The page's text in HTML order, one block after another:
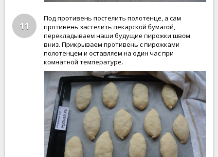
11
Под противень постелить полотенце, а сам
противень застелить пекарской бумагой,
перекладываем наши будущие пирожки швом
вниз. Прикрываем противень с пирожками
полотенцем и оставляем на один час при
комнатной температуре.